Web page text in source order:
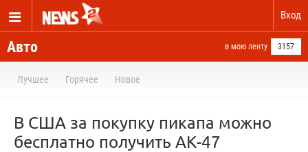
Вход
Авто в мою ленту 3157
Лучшее Горячее Новое
В США за покупку пикапа можно
бесплатно получить АК-47